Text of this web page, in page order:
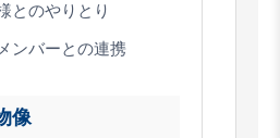
とのやりとり
ンバーとの連携
像